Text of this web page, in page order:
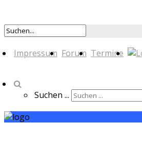
Impressum Forum Termine
Suchen ...